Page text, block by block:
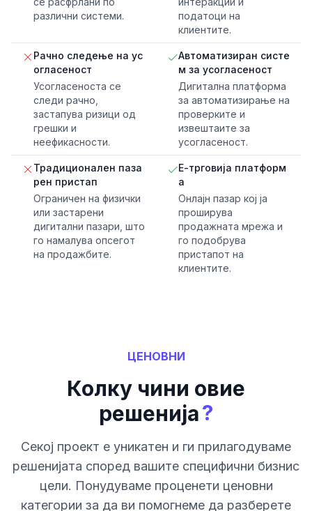
различни системи.
податоци на
клиентите.
Рачно следење на ус
огласеност
Усогласеноста се
следи рачно,
застапува ризици од
грешки и
неефикасности.
Автоматизиран систе
м за усогласеност
Дигитална платформа
за автоматизирање на
проверките и
извештаите за
усогласеност.
Традиционален паза
рен пристап
Ограничен на физички
или застарени
дигитални пазари, што
го намалува опсегот
на продажбите.
Е-трговија платформ
а
Онлајн пазар кој ја
проширува
продажната мрежа и
го подобрува
пристапот на
клиентите.
ЦЕНОВНИ
Колку чини овие
решенија?
Секој проект е уникатен и ги прилагодуваме
решенијата според вашите специфични бизнис
цели. Понудуваме проценети ценовни
категории за да ви помогнеме да разберете